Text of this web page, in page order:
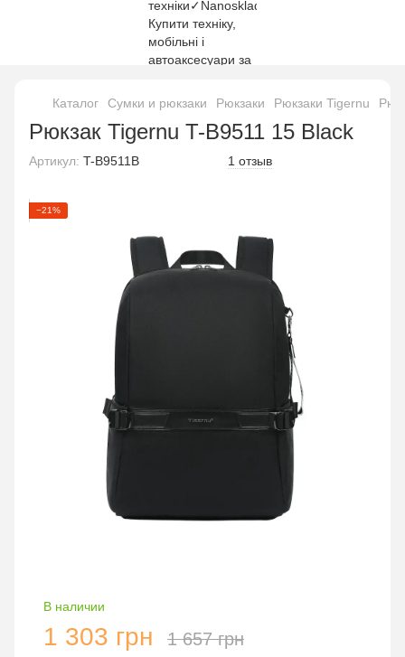
Каталог Сумки и рюкзаки Рюкзаки Рюкзаки Tigernu
Рюкзак Tigernu T-B9511 15 Black
Артикул: T-B9511B 1 отзыв
−21%
В наличии
1 303 грн 1 657 грн